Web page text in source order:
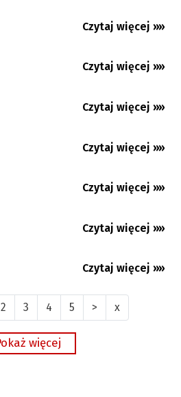
03.08.2026
Czytaj więcej »»
28.07.2026
Czytaj więcej »»
27.07.2026
Czytaj więcej »»
27.07.2026
Czytaj więcej »»
24.07.2026
Czytaj więcej »»
23.07.2026
Czytaj więcej »»
21.07.2026
Czytaj więcej »»
2 3 4 5 > x